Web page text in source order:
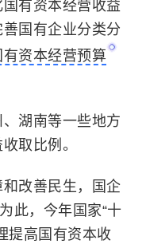
有资本经营收益
国有企业分类分
有资本经营预算
湖南等一些地方
取比例。
改善民生，国企
此，今年国家“十
提高 国有资本收